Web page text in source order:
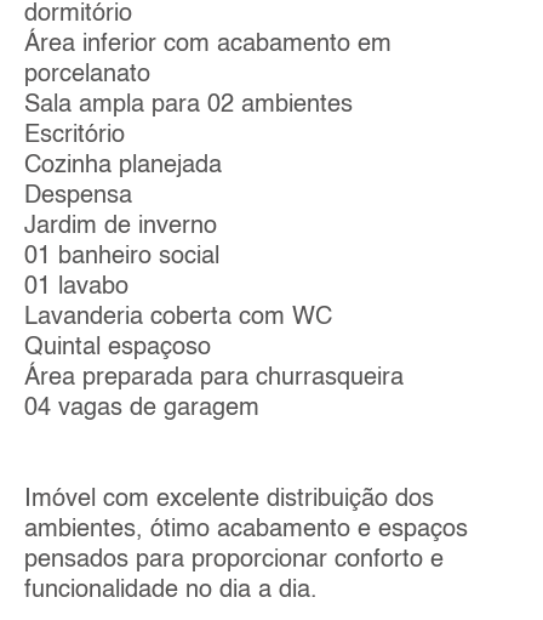
dormitório
Área inferior com acabamento em
porcelanato
Sala ampla para 02 ambientes
Escritório
Cozinha planejada
Despensa
Jardim de inverno
01 banheiro social
01 lavabo
Lavanderia coberta com WC
Quintal espaçoso
Área preparada para churrasqueira
04 vagas de garagem
Imóvel com excelente distribuição dos
ambientes, ótimo acabamento e espaços
pensados para proporcionar conforto e
funcionalidade no dia a dia.